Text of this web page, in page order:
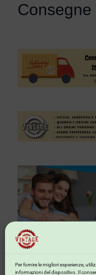
Per fornire le migliori esperienze,
informazioni del dispositivo. Il
Consegne